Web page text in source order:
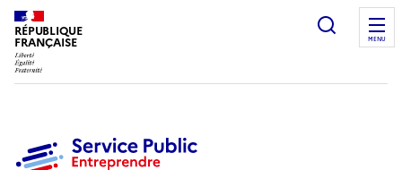
RÉPUBLIQUE
FRANÇAISE MENU